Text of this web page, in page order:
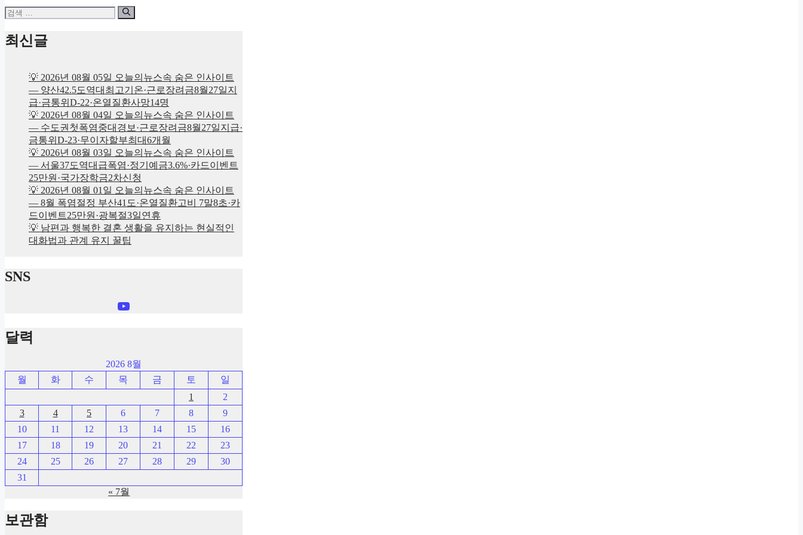
검
최신글
💡 2026년 08월 05일 오늘의뉴스속 숨은 인사이트
— 양산42.5도역대최고기온·근로장려금8월27일지
급·금통위D-22·온열질환사망14명
💡 2026년 08월 04일 오늘의뉴스속 숨은 인사이트
— 수도권첫폭염중대경보·근로장려금8월27일지급·
금통위D-23·무이자할부최대6개월
💡 2026년 08월 03일 오늘의뉴스속 숨은 인사이트
— 서울37도역대급폭염·정기예금3.6%·카드이벤트
25만원·국가장학금2차신청
💡 2026년 08월 01일 오늘의뉴스속 숨은 인사이트
— 8월 폭염절정 부산41도·온열질환고비 7말8초·카
드이벤트25만원·광복절3일연휴
💡 남편과 행복한 결혼 생활을 유지하는 현실적인
대화법과 관계 유지 꿀팁
SNS
YouTube
달력
2026 8월
월
화 수 목 금 토
일
1
2
3
4 5 6 7 8
9
10
11 12 13 14 15
16
17
18 19 20 21 22
23
24
25 26 27 28 29
30
31
« 7월
보관함